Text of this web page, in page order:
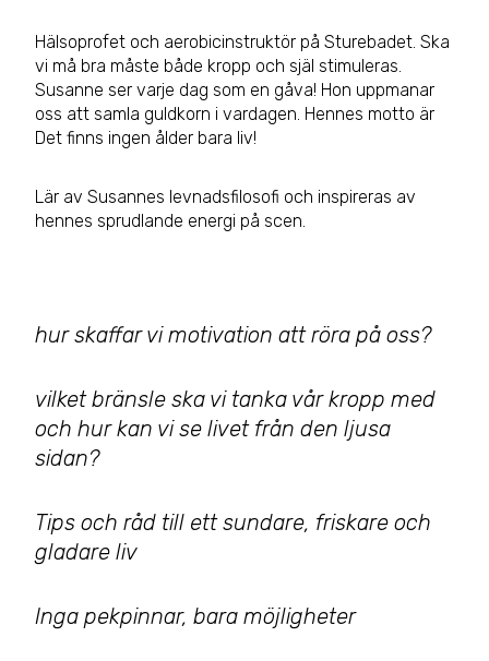
Hälsoprofet och aerobicinstruktör på Sturebadet. Ska
vi må bra måste både kropp och själ stimuleras.
Susanne ser varje dag som en gåva! Hon uppmanar
oss att samla guldkorn i vardagen. Hennes motto är
Det finns ingen ålder bara liv!
Lär av Susannes levnadsfilosofi och inspireras av
hennes sprudlande energi på scen.
hur skaffar vi motivation att röra på oss?
vilket bränsle ska vi tanka vår kropp med
och hur kan vi se livet från den ljusa
sidan?
Tips och råd till ett sundare, friskare och
gladare liv
Inga pekpinnar, bara möjligheter